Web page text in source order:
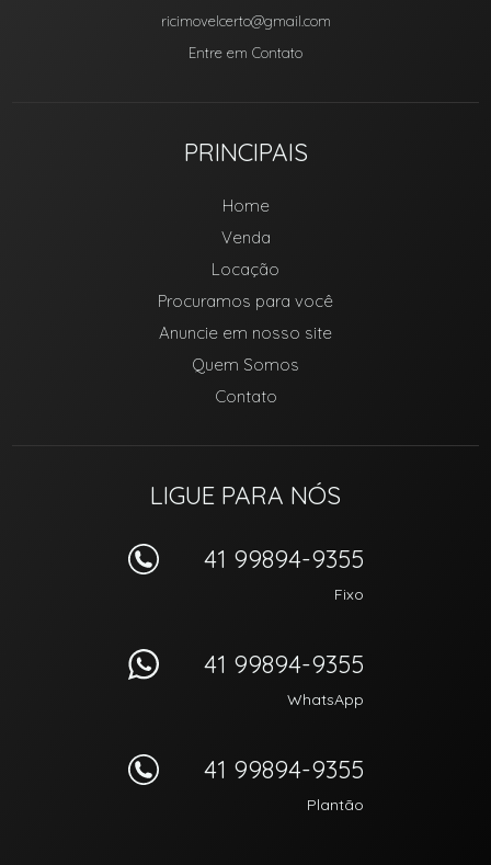
ricimovelcerto@gmail.com
Entre em Contato
PRINCIPAIS
Home
Venda
Locação
Procuramos para você
Anuncie em nosso site
Quem Somos
Contato
LIGUE PARA NÓS
41 99894-9355
Fixo
41 99894-9355
WhatsApp
41 99894-9355
Plantão